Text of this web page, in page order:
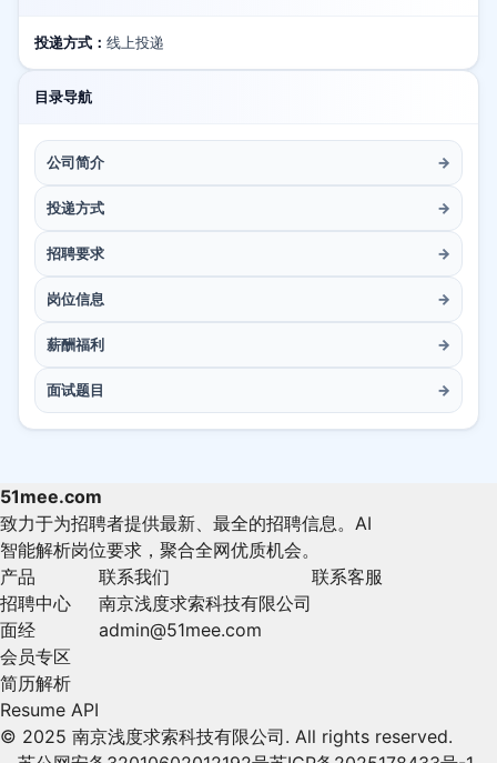
投递方式： 线上投递
目录导航
公司简介 →
投递方式 →
招聘要求 →
岗位信息 →
薪酬福利 →
面试题目 →
51mee.com
致力于为招聘者提供最新、最全的招聘信息。AI
智能解析岗位要求，聚合全网优质机会。
产品
招聘中心
面经
会员专区
简历解析
Resume API
联系我们
南京浅度求索科技有限公司
admin@51mee.com
联系客服
© 2025 南京浅度求索科技有限公司. All rights reserved.